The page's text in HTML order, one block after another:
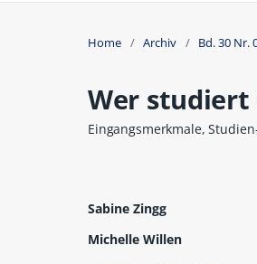
Home / Archiv / Bd. 30 Nr.
Wer studiert
Eingangsmerkmale,
Sabine Zingg
Michelle Willen